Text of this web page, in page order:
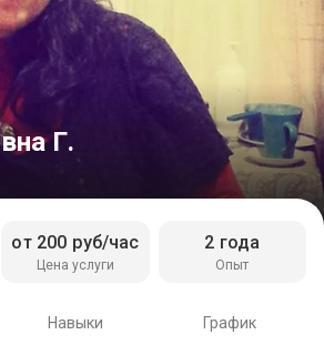
Г.
Цена услуги
от 200 руб/час
Опыт
2 года
Навыки График